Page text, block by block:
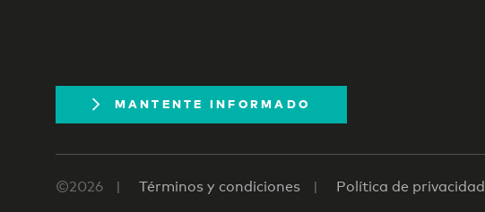
MANTENTE INFORMADO
©2026 Términos y condiciones Política de privacidad